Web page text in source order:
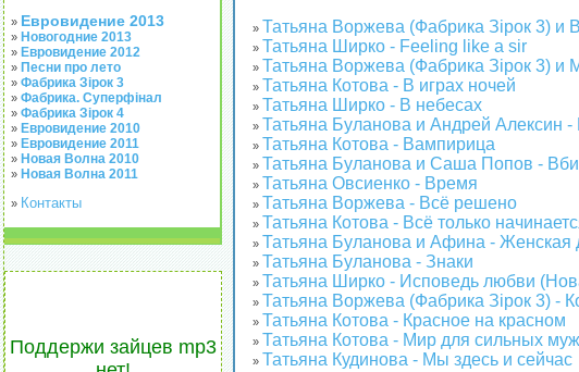
» Евровидение 2013
» Новогодние 2013
» Евровидение 2012
» Песни про лето
» Фабрика Зірок 3
» Фабрика. Суперфінал
» Фабрика Зірок 4
» Евровидение 2010
» Евровидение 2011
» Новая Волна 2010
» Новая Волна 2011
» Контакты
Поддержи зайцев mp3
» Татьяна Воржева (Фабрика Зірок 3) и
» Татьяна Ширко - Feeling like a sir
» Татьяна Воржева (Фабрика Зірок 3) и
» Татьяна Котова - В играх ночей
» Татьяна Ширко - В небесах
» Татьяна Буланова и Андрей Алексин
» Татьяна Котова - Вампирица
» Татьяна Буланова и Саша Попов -
» Татьяна Овсиенко - Время
» Татьяна Воржева - Всё решено
» Татьяна Котова - Всё только
» Татьяна Буланова и Афина - Женская
» Татьяна Буланова - Знаки
» Татьяна Ширко - Исповедь любви
» Татьяна Воржева (Фабрика Зірок 3) -
» Татьяна Котова - Красное на красном
» Татьяна Котова - Мир для сильных
» Татьяна Кудинова - Мы здесь и сейчас